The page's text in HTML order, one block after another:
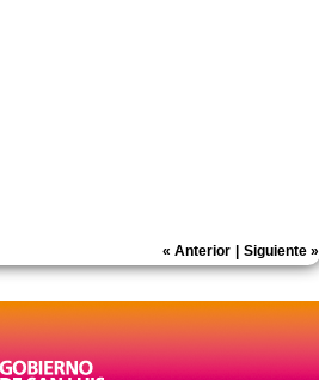
« Anterior Siguiente»